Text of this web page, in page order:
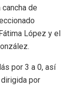
de
López y el
por 3 a 0, así
por